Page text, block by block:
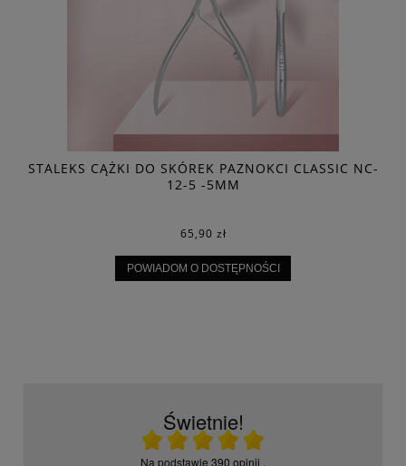
STALEKS CĄŻKI DO SKÓREK PAZNOKCI CLASSIC NC-
12-5 -5MM
65,90 zł
POWIADOM O DOSTĘPNOŚCI
Świetnie!
Ocena średnia 5 na 5
Na podstawie 390 opinii .